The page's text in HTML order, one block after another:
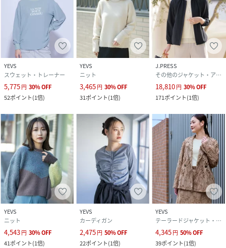
YEVS
スウェット・トレーナー
5,775円 30%OFF
52ポイント(1倍)
YEVS
ニット
3,465円 30%OFF
31ポイント(1倍)
J.PRESS
その他のジャケット・アウター
18,810円 30%OFF
171ポイント(1倍)
YEVS
ニット
4,543円 30%OFF
41ポイント(1倍)
YEVS
カーディガン
2,475円 50%OFF
22ポイント(1倍)
YEVS
テーラードジャケット・ブレザー
4,345円 50%OFF
39ポイント(1倍)